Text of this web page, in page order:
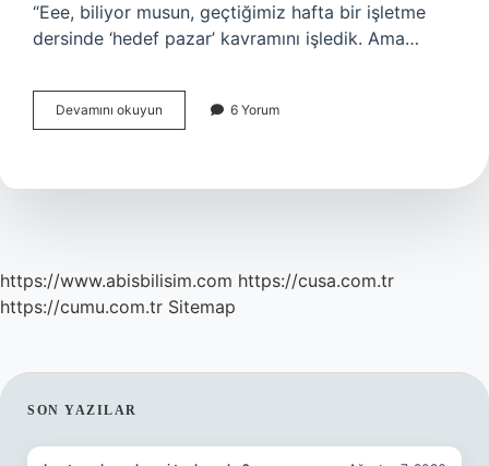
“Eee, biliyor musun, geçtiğimiz hafta bir işletme
dersinde ‘hedef pazar’ kavramını işledik. Ama…
Devamını okuyun
pazar
6 Yorum
https://www.abisbilisim.com https://cusa.com.tr
https://cumu.com.tr Sitemap
SIDEBAR
SON YAZILAR